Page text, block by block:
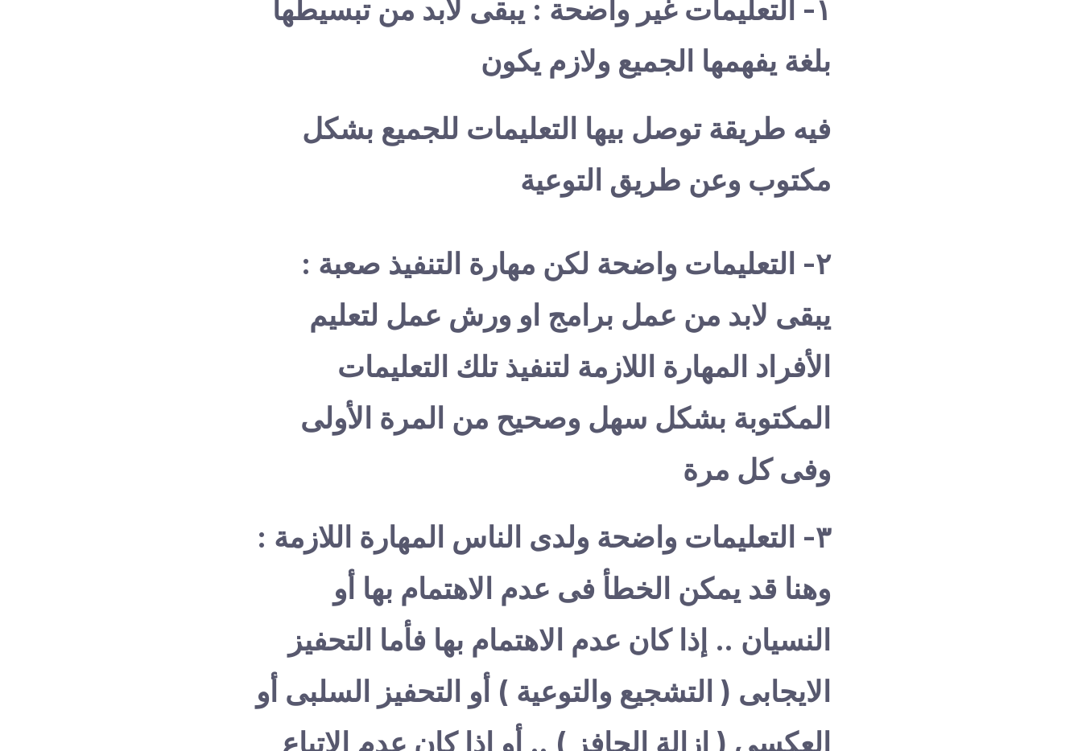
١- التعليمات غير واضحة : يبقى لابد من تبسيطها
بلغة يفهمها الجميع ولازم يكون
فيه طريقة توصل بيها التعليمات للجميع بشكل
مكتوب وعن طريق التوعية
٢- التعليمات واضحة لكن مهارة التنفيذ صعبة :
يبقى لابد من عمل برامج او ورش عمل لتعليم
الأفراد المهارة اللازمة لتنفيذ تلك التعليمات
المكتوبة بشكل سهل وصحيح من المرة الأولى
وفى كل مرة
٣- التعليمات واضحة ولدى الناس المهارة اللازمة :
وهنا قد يمكن الخطأ فى عدم الاهتمام بها أو
النسيان .. إذا كان عدم الاهتمام بها فأما التحفيز
الايجابى ( التشجيع والتوعية ) أو التحفيز السلبى أو
العكسى ( إزالة الحافز ) .. أو إذا كان عدم الإتباع